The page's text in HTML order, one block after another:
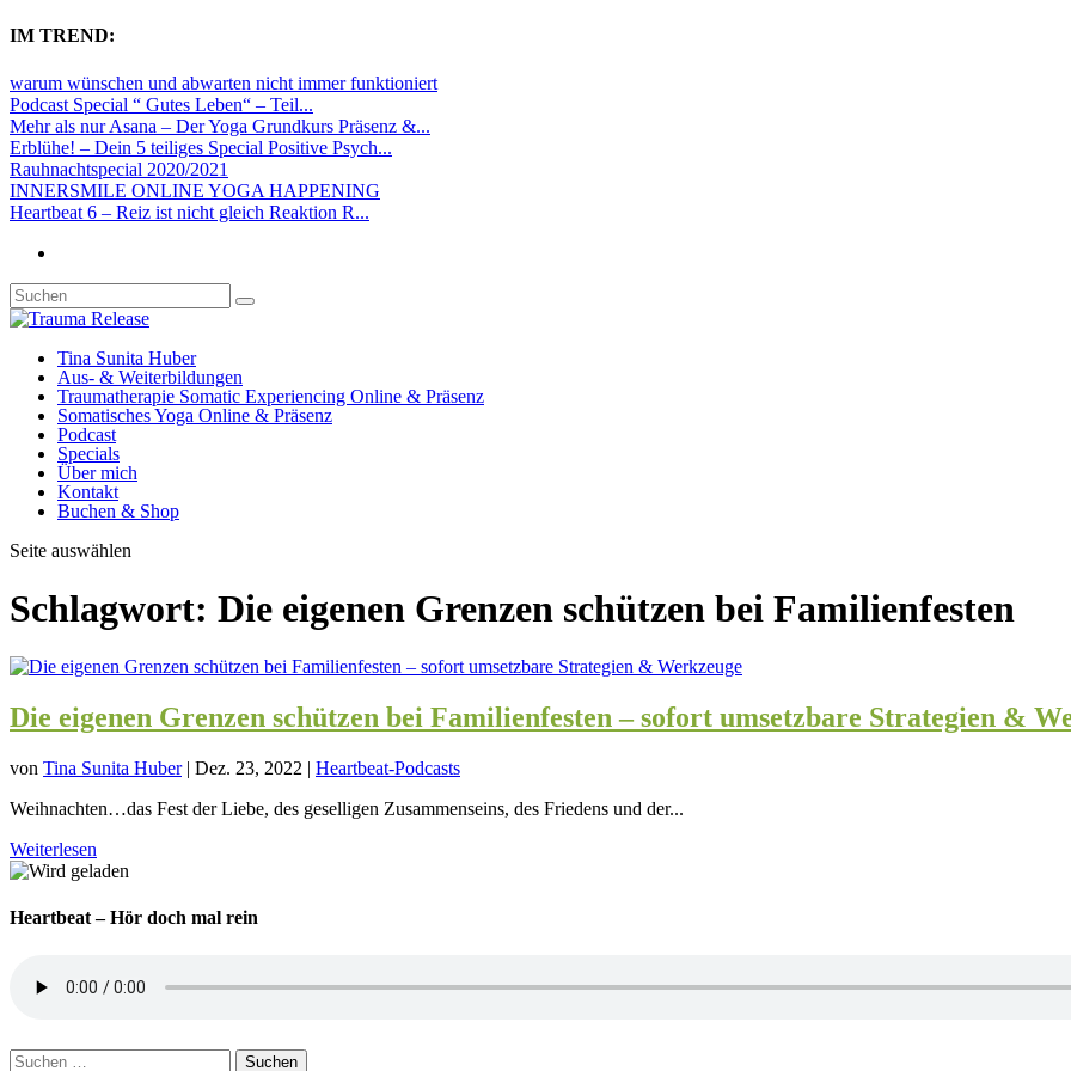
IM TREND:
warum wünschen und abwarten nicht immer funktioniert
Podcast Special “ Gutes Leben“ – Teil...
Mehr als nur Asana – Der Yoga Grundkurs Präsenz &...
Erblühe! – Dein 5 teiliges Special Positive Psych...
Rauhnachtspecial 2020/2021
INNERSMILE ONLINE YOGA HAPPENING
Heartbeat 6 – Reiz ist nicht gleich Reaktion R...
Tina Sunita Huber
Aus- & Weiterbildungen
Traumatherapie Somatic Experiencing Online & Präsenz
Somatisches Yoga Online & Präsenz
Podcast
Specials
Über mich
Kontakt
Buchen & Shop
Seite auswählen
Schlagwort: Die eigenen Grenzen schützen bei Familienfesten
Die eigenen Grenzen schützen bei Familienfesten – sofort umsetzbare Strategien &
von Tina Sunita Huber| Dez. 23, 2022 | Heartbeat-Podcasts
Weihnachten…das Fest der Liebe, des geselligen Zusammenseins, des Friedens und der...
Weiterlesen
Heartbeat – Hör doch mal rein
Suchen